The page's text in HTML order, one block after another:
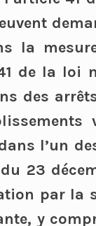
la
de la loi
des
l’un
23
par la
y